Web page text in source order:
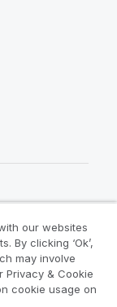
our websites
By clicking ‘Ok’,
may involve
Privacy & Cookie
cookie usage on